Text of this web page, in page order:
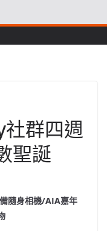
群四週
聖誕
隨身相機/AIA嘉年